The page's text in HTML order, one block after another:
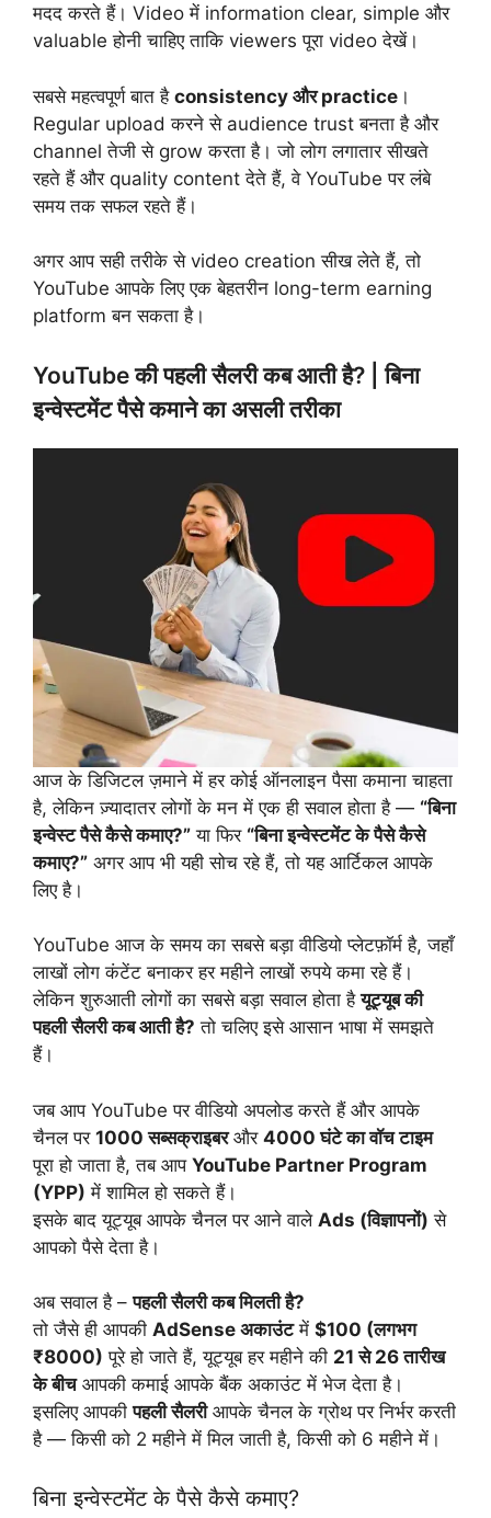
मदद करते हैं। Video में information clear, simple और
valuable होनी चाहिए ताकि viewers पूरा video देखें।
सबसे महत्वपूर्ण बात है consistency और practice ।
Regular upload करने से audience trust बनता है और
channel तेजी से grow करता है। जो लोग लगातार सीखते
रहते हैं और quality content देते हैं, वे YouTube पर लंबे
समय तक सफल रहते हैं।
अगर आप सही तरीके से video creation सीख लेते हैं, तो
YouTube आपके लिए एक बेहतरीन long-term earning
platform बन सकता है।
YouTube की पहली सैलरी कब आती है? | बिना
इन्वेस्टमेंट पैसे कमाने का असली तरीका
आज के डिजिटल ज़माने में हर कोई ऑनलाइन पैसा कमाना चाहता
है, लेकिन ज़्यादातर लोगों के मन में एक ही सवाल होता है — “बिना
इन्वेस्ट पैसे कैसे कमाए?” या फिर “बिना इन्वेस्टमेंट के पैसे कैसे
कमाए?” अगर आप भी यही सोच रहे हैं, तो यह आर्टिकल आपके
लिए है।
YouTube आज के समय का सबसे बड़ा वीडियो प्लेटफ़ॉर्म है, जहाँ
लाखों लोग कंटेंट बनाकर हर महीने लाखों रुपये कमा रहे हैं।
लेकिन शुरुआती लोगों का सबसे बड़ा सवाल होता हैयूट्यूब की
पहली सैलरी कब आती है? तो चलिए इसे आसान भाषा में समझते
हैं।
जब आप YouTube पर वीडियो अपलोड करते हैं और आपके
चैनल पर 1000 सब्सक्राइबरऔर 4000 घंटे का वॉच टाइम
पूरा हो जाता है, तब आप YouTube Partner Program
(YPP) में शामिल हो सकते हैं।
इसके बाद यूट्यूब आपके चैनल पर आने वाले Ads (विज्ञापनों) से
आपको पैसे देता है।
अब सवाल है –पहली सैलरी कब मिलती है?
तो जैसे ही आपकी AdSense अकाउंटमें $100 (लगभग
₹8000) पूरे हो जाते हैं, यूट्यूब हर महीने की 21 से 26 तारीख
के बीचआपकी कमाई आपके बैंक अकाउंट में भेज देता है।
इसलिए आपकीपहली सैलरीआपके चैनल के ग्रोथ पर निर्भर करती
है — किसी को 2 महीने में मिल जाती है, किसी को 6 महीने में।
बिना इन्वेस्टमेंट के पैसे कैसे कमाए?